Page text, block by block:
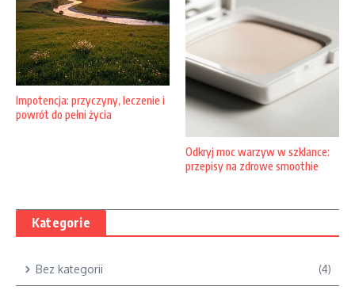
Impotencja: przyczyny, leczenie i
powrót do pełni życia
Odkryj moc warzyw w szklance:
przepisy na zdrowe smoothie
Kategorie
Bez kategorii (4)